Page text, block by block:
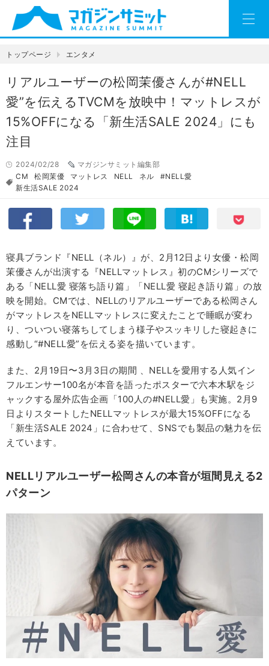
トップページ エンタメ
リアルユーザーの松岡茉優さんが#NELL
愛”を伝えるTVCMを放映中！マットレスが
15%OFFになる「新生活SALE 2024」にも
注目
2024/02/28
マガジンサミット編集部
CM
松岡茉優 マットレス NELL ネル
#NELL愛
新生活SALE 2024
寝具ブランド『NELL（ネル）』が、2月12日より女優・松岡
茉優さんが出演する『NELLマットレス』初のCMシリーズで
ある「NELL愛 寝落ち語り篇」「NELL愛 寝起き語り篇」の放
映を開始。CMでは、NELLのリアルユーザーである松岡さん
がマットレスをNELLマットレスに変えたことで睡眠が変わ
り、ついつい寝落ちしてしまう様子やスッキリした寝起きに
感動し“#NELL愛”を伝える姿を描いています。
また、2月19日〜3月3日の期間 、NELLを愛用する人気イン
フルエンサー100名が本音を語ったポスターで六本木駅をジ
ャックする屋外広告企画「100人の#NELL愛」も実施。2月9
日よりスタートしたNELLマットレスが最大15%OFFになる
「新生活SALE 2024」に合わせて、SNSでも製品の魅力を伝
えています。
NELLリアルユーザー松岡さんの本音が垣間見える2
パターン